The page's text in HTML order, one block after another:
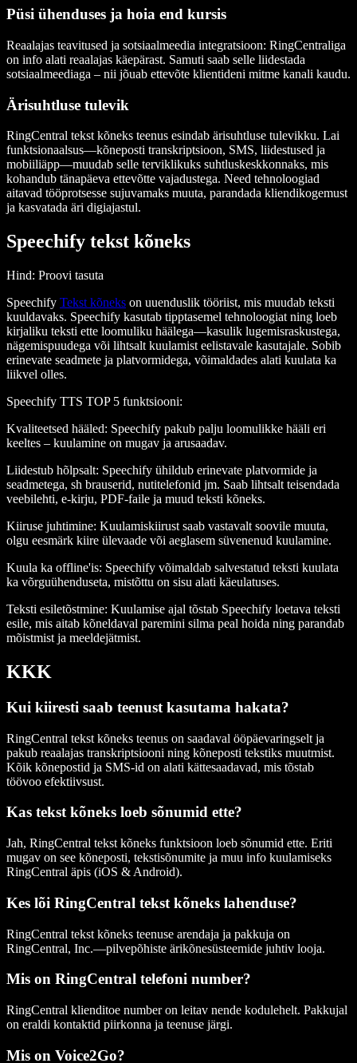
Püsi ühenduses ja hoia end kursis
Reaalajas teavitused ja sotsiaalmeedia integratsioon: RingCentraliga
on info alati reaalajas käepärast. Samuti saab selle liidestada
sotsiaalmeediaga – nii jõuab ettevõte klientideni mitme kanali kaudu.
Ärisuhtluse tulevik
RingCentral tekst kõneks teenus esindab ärisuhtluse tulevikku. Lai
funktsionaalsus—kõneposti transkriptsioon, SMS, liidestused ja
mobiiliäpp—muudab selle terviklikuks suhtluskeskkonnaks, mis
kohandub tänapäeva ettevõtte vajadustega. Need tehnoloogiad
aitavad tööprotsesse sujuvamaks muuta, parandada kliendikogemust
ja kasvatada äri digiajastul.
Speechify tekst kõneks
Hind: Proovi tasuta
Speechify Tekst kõneks on uuenduslik tööriist, mis muudab teksti
kuuldavaks. Speechify kasutab tipptasemel tehnoloogiat ning loeb
kirjaliku teksti ette loomuliku häälega—kasulik lugemisraskustega,
nägemispuudega või lihtsalt kuulamist eelistavale kasutajale. Sobib
erinevate seadmete ja platvormidega, võimaldades alati kuulata ka
liikvel olles.
Speechify TTS TOP 5 funktsiooni:
Kvaliteetsed hääled: Speechify pakub palju loomulikke hääli eri
keeltes – kuulamine on mugav ja arusaadav.
Liidestub hõlpsalt: Speechify ühildub erinevate platvormide ja
seadmetega, sh brauserid, nutitelefonid jm. Saab lihtsalt teisendada
veebilehti, e-kirju, PDF-faile ja muud teksti kõneks.
Kiiruse juhtimine: Kuulamiskiirust saab vastavalt soovile muuta,
olgu eesmärk kiire ülevaade või aeglasem süvenenud kuulamine.
Kuula ka offline'is: Speechify võimaldab salvestatud teksti kuulata
ka võrguühenduseta, mistõttu on sisu alati käeulatuses.
Teksti esiletõstmine: Kuulamise ajal tõstab Speechify loetava teksti
esile, mis aitab kõneldaval paremini silma peal hoida ning parandab
mõistmist ja meeldejätmist.
KKK
Kui kiiresti saab teenust kasutama hakata?
RingCentral tekst kõneks teenus on saadaval ööpäevaringselt ja
pakub reaalajas transkriptsiooni ning kõneposti tekstiks muutmist.
Kõik kõnepostid ja SMS-id on alati kättesaadavad, mis tõstab
töövoo efektiivsust.
Kas tekst kõneks loeb sõnumid ette?
Jah, RingCentral tekst kõneks funktsioon loeb sõnumid ette. Eriti
mugav on see kõneposti, tekstisõnumite ja muu info kuulamiseks
RingCentral äpis (iOS & Android).
Kes lõi RingCentral tekst kõneks lahenduse?
RingCentral tekst kõneks teenuse arendaja ja pakkuja on
RingCentral, Inc.—pilvepõhiste ärikõnesüsteemide juhtiv looja.
Mis on RingCentral telefoni number?
RingCentral klienditoe number on leitav nende kodulehelt. Pakkujal
on eraldi kontaktid piirkonna ja teenuse järgi.
Mis on Voice2Go?